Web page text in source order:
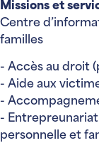
Missions et
Centre
familles
- Accès au droit
- Aide aux
-
-
personnelle et